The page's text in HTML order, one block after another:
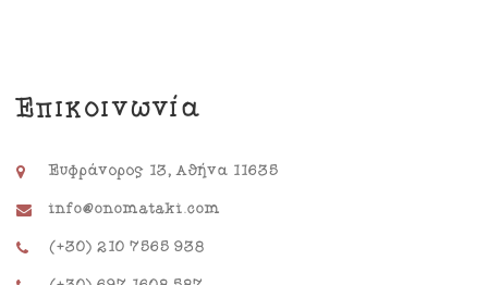
Επικοινωνία
Ευφράνορος 13, Αθήνα 11635
info@onomataki.com
(+30) 210 7565 938